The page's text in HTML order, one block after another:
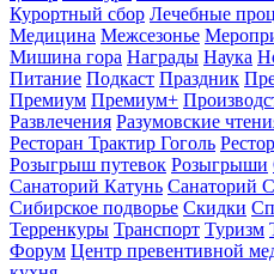
Курортный сбор Лечебные
Медицина Межсезонье
Мишина гора Награды Наука
Питание Подкаст Праздник
Премиум Премиум+
Развлечения Разумовские
Ресторан Трактир Гоголь
Розыгрыш путевок Розыгрыши
Санаторий Катунь Санаторий
Сибирское подворье Скидки
Терренкуры Транспорт Туризм
Форум Центр превентивной